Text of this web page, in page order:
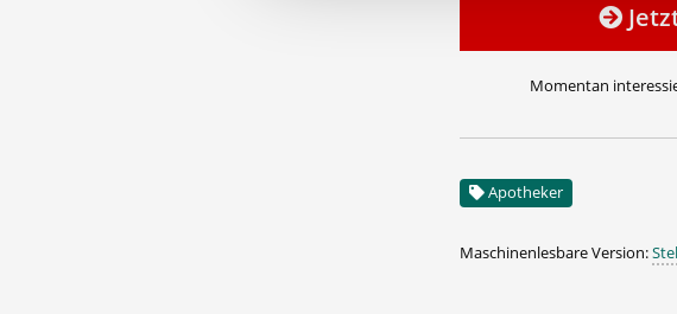
Momentan
Apotheker
Maschinenlesbare Version: